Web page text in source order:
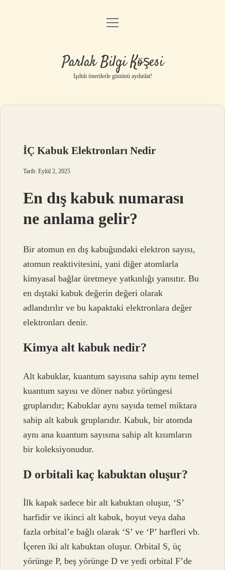
Anasayfa
Yasal Uyarı
menüyü
Parlak Bilgi Köşesi
Işıltılı önerilerle gününü aydınlat!
İÇ Kabuk Elektronları Nedir
Tarih: Eylül 2, 2025
En dış kabuk numarası
ne anlama gelir?
Bir atomun en dış kabuğundaki elektron sayısı,
atomun reaktivitesini, yani diğer atomlarla
kimyasal bağlar üretmeye yatkınlığı yansıtır. Bu
en dıştaki kabuk değerin değeri olarak
adlandırılır ve bu kapaktaki elektronlara değer
elektronları denir.
Kimya alt kabuk nedir?
Alt kabuklar, kuantum sayısına sahip aynı temel
kuantum sayısı ve döner nabız yörüngesi
gruplarıdır; Kabuklar aynı sayıda temel miktara
sahip alt kabuk gruplarıdır. Kabuk, bir atomda
aynı ana kuantum sayısına sahip alt kısımların
bir koleksiyonudur.
D orbitali kaç kabuktan oluşur?
İlk kapak sadece bir alt kabuktan oluşur, ‘S’
harfidir ve ikinci alt kabuk, boyut veya daha
fazla orbital’e bağlı olarak ‘S’ ve ‘P’ harfleri vb.
İçeren iki alt kabuktan oluşur. Orbital S, üç
yörünge P, beş yörünge D ve yedi orbital F’de